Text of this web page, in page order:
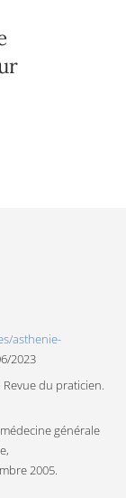
asthenie-
2023
du praticien.
générale
2005.